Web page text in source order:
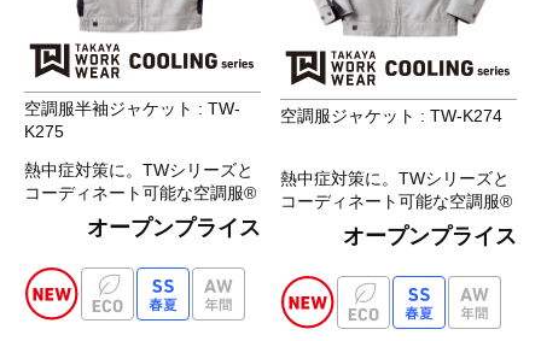
空調服半袖ジャケット : TW-
K275
熱中症対策に。TWシリーズと
コーディネート可能な空調服®
多様なツールが携帯できる抜群
スタイリッシュ
オープンプライス
空調服ジャケット : TW-K274
熱中症対策に。TWシリーズと
コーディネート可能な空調服®
多様なツールが携帯できる抜群
スタイリッシュ
オープンプライス